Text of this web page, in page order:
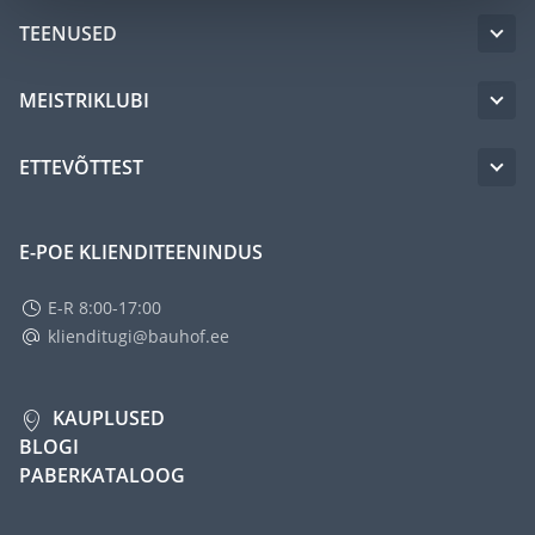
TEENUSED
MEISTRIKLUBI
ETTEVÕTTEST
E-POE KLIENDITEENINDUS
E-R 8:00-17:00
klienditugi@bauhof.ee
KAUPLUSED
BLOGI
PABERKATALOOG